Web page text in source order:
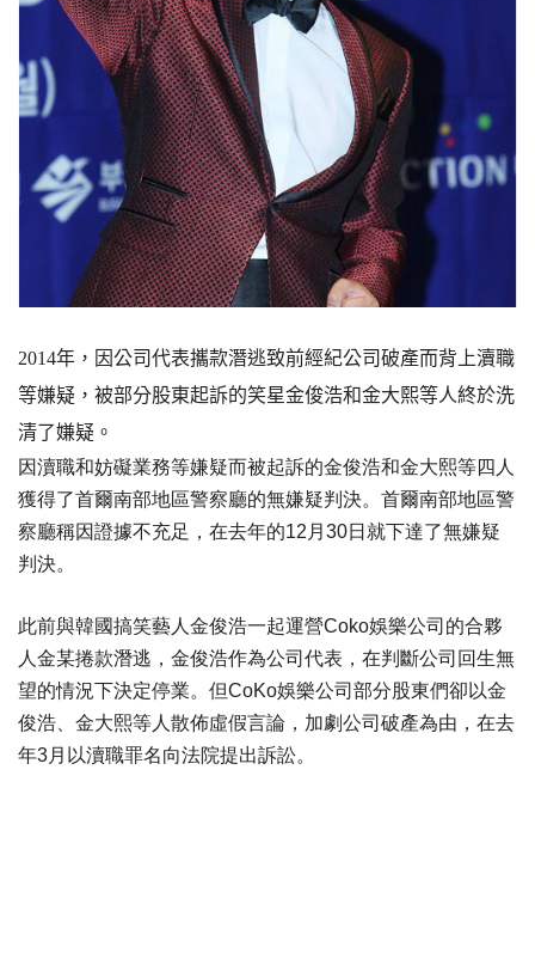
2014年，因公司代表攜款潛逃致前經紀公司破產而背上瀆職
等嫌疑，被部分股東起訴的笑星金俊浩和金大熙等人終於洗
清了嫌疑。
因瀆職和妨礙業務等嫌疑而被起訴的金俊浩和金大熙等四人
獲得了首爾南部地區警察廳的無嫌疑判決。 首爾南部地區警
察廳稱因證據不充足，在去年的12月30日就下達了無嫌疑
判決。
此前與韓國搞笑藝人金俊浩一起運營Coko娛樂公司的合夥
人金某捲款潛逃，金俊浩作為公司代表，在判斷公司回生無
望的情況下決定停業。 但CoKo娛樂公司部分股東們卻以金
俊浩、金大熙等人散佈虛假言論，加劇公司破產為由，在去
年3月以瀆職罪名向法院提出訴訟。